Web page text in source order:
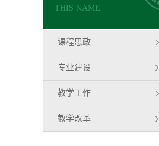
THIS NAME
课程思政
专业建设
教学工作
教学改革